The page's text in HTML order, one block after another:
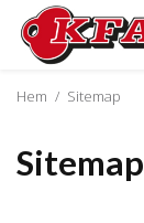
Hoppa
innehåll
Hem / Sitemap
Sitemap